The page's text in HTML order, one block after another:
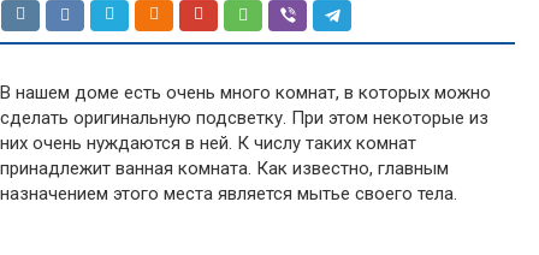
В нашем доме есть очень много комнат, в которых можно
сделать оригинальную подсветку. При этом некоторые из
них очень нуждаются в ней. К числу таких комнат
принадлежит ванная комната. Как известно, главным
назначением этого места является мытье своего тела.